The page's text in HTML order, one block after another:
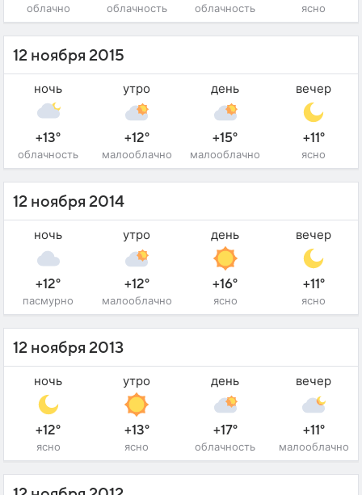
облачно облачность облачность ясно
12 ноября 2015
ночь
+13°
облачность
утро
+12°
малооблачно
день
+15°
малооблачно
вечер
+11°
ясно
12 ноября 2014
ночь
+12°
пасмурно
утро
+12°
малооблачно
день
+16°
ясно
вечер
+11°
ясно
12 ноября 2013
ночь
+12°
ясно
утро
+13°
ясно
день
+17°
облачность
вечер
+11°
малооблачно